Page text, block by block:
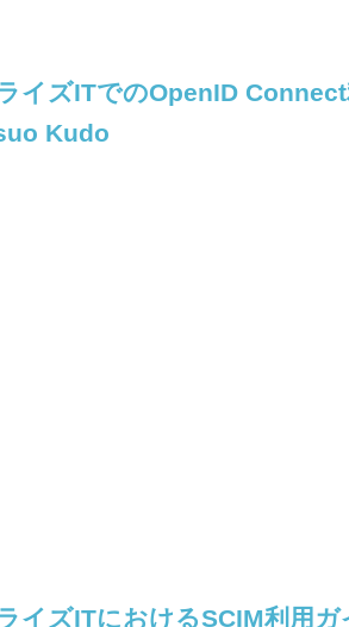
イズITでのOpenID
Kudo
イズITにおけるSCIM利用